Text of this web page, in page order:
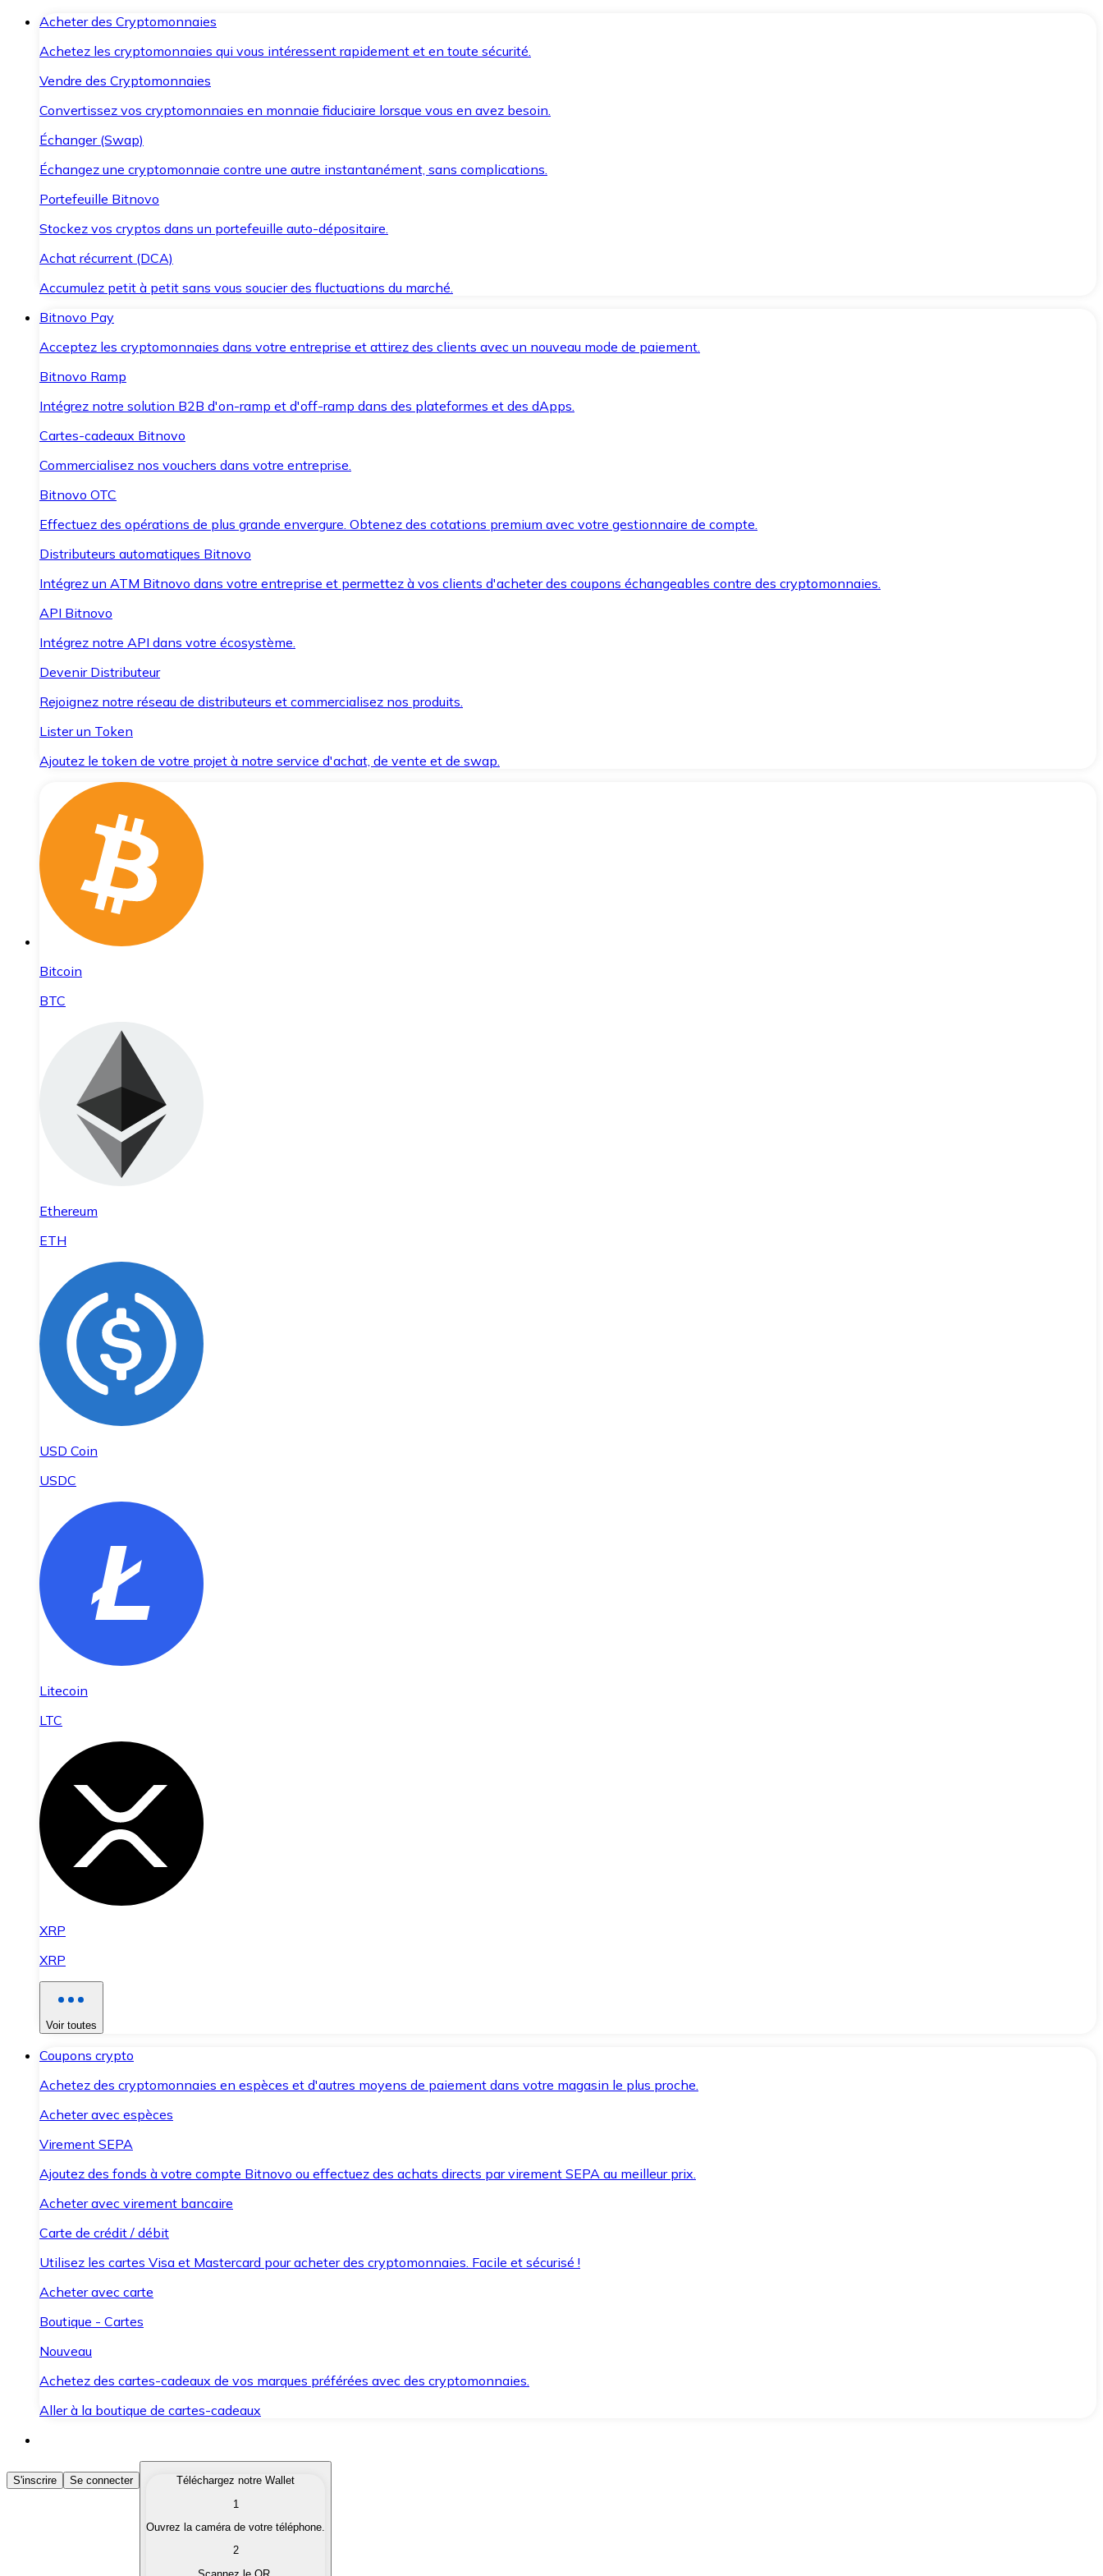
Acheter des Cryptomonnaies
Achetez les cryptomonnaies qui vous intéressent rapidement et en toute sécurité.
Vendre des Cryptomonnaies
Convertissez vos cryptomonnaies en monnaie fiduciaire lorsque vous en avez besoin.
Échanger (Swap)
Échangez une cryptomonnaie contre une autre instantanément, sans complications.
Portefeuille Bitnovo
Stockez vos cryptos dans un portefeuille auto-dépositaire.
Achat récurrent (DCA)
Accumulez petit à petit sans vous soucier des fluctuations du marché.
Bitnovo Pay
Acceptez les cryptomonnaies dans votre entreprise et attirez des clients avec un nouveau mode de paiement.
Bitnovo Ramp
Intégrez notre solution B2B d'on-ramp et d'off-ramp dans des plateformes et des dApps.
Cartes-cadeaux Bitnovo
Commercialisez nos vouchers dans votre entreprise.
Bitnovo OTC
Effectuez des opérations de plus grande envergure. Obtenez des cotations premium avec votre gestionnaire de compte.
Distributeurs automatiques Bitnovo
Intégrez un ATM Bitnovo dans votre entreprise et permettez à vos clients d'acheter des coupons échangeables contre des cryptomonnaies.
API Bitnovo
Intégrez notre API dans votre écosystème.
Devenir Distributeur
Rejoignez notre réseau de distributeurs et commercialisez nos produits.
Lister un Token
Ajoutez le token de votre projet à notre service d'achat, de vente et de swap.
Bitcoin
BTC
Ethereum
ETH
USD Coin
USDC
Litecoin
LTC
XRP
XRP
Voir toutes
Coupons crypto
Achetez des cryptomonnaies en espèces et d'autres moyens de paiement dans votre magasin le plus proche.
Acheter avec espèces
Virement SEPA
Ajoutez des fonds à votre compte Bitnovo ou effectuez des achats directs par virement SEPA au meilleur prix.
Acheter avec virement bancaire
Carte de crédit / débit
Utilisez les cartes Visa et Mastercard pour acheter des cryptomonnaies. Facile et sécurisé !
Acheter avec carte
Boutique - Cartes
Nouveau
Achetez des cartes-cadeaux de vos marques préférées avec des cryptomonnaies.
Aller à la boutique de cartes-cadeaux
Acheter des Cryptomonnaies
Achetez les cryptomonnaies qui vous intéressent rapidement et en toute sécurité.
Convertissez vos cryptomonnaies en monnaie fiduciaire lorsque vous en avez besoin.
S'inscrire Se connecter
Téléchargez notre Wallet
1
Ouvrez la caméra de votre téléphone.
2